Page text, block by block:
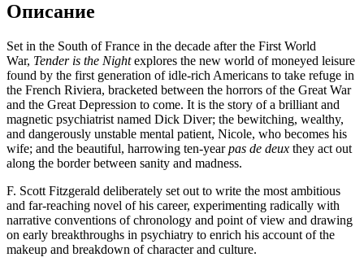
Описание
Set in the South of France in the decade after the First World
War, Tender is the Nightexplores the new world of moneyed leisure
found by the first generation of idle-rich Americans to take refuge in
the French Riviera, bracketed between the horrors of the Great War
and the Great Depression to come. It is the story of a brilliant and
magnetic psychiatrist named Dick Diver; the bewitching, wealthy,
and dangerously unstable mental patient, Nicole, who becomes his
wife; and the beautiful, harrowing ten-yearpas de deux they act out
along the border between sanity and madness.
F. Scott Fitzgerald deliberately set out to write the most ambitious
and far-reaching novel of his career, experimenting radically with
narrative conventions of chronology and point of view and drawing
on early breakthroughs in psychiatry to enrich his account of the
makeup and breakdown of character and culture.